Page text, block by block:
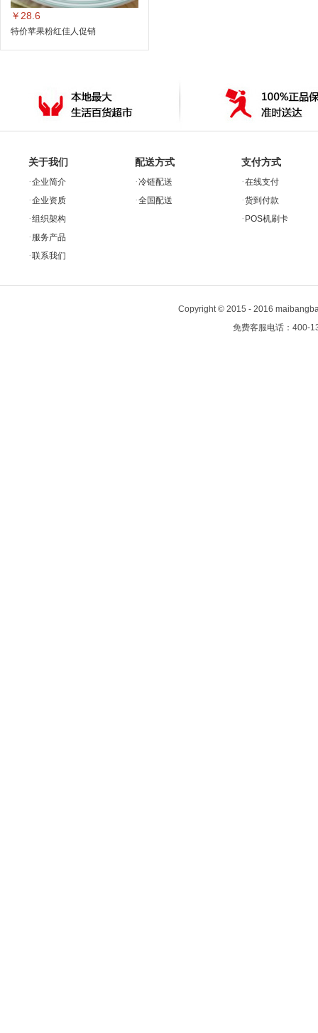
￥28.6
特价苹果粉红佳人促销
关于我们
·企业简介
·企业资质
·组织架构
· 服务产品
·联系我们
配送方式
·冷链配送
·全国配送
支付方式
·在线支付
·货到付款
· POS机刷卡
Copyright© 2015 - 2016
免费客服电话：400-